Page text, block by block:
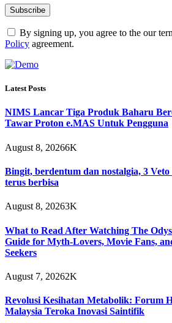
By signing up, you agree to the our
Policy agreement.
Latest Posts
NIMS Lancar Tiga Produk Baharu
Tawar Proton e.MAS Untuk Pengguna
August 8, 20266K
Bingit, berdentum dan nostalgia, 3
terus berbisa
August 8, 20263K
What to Read After Watching The
Guide for Myth-Lovers, Movie Fans,
Seekers
August 7, 20262K
Revolusi Kesihatan Metabolik: Forum
Malaysia Teroka Inovasi Saintifik